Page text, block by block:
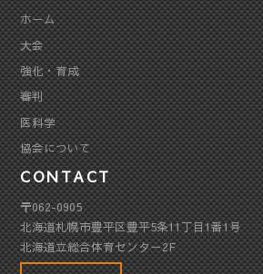
ホーム
大会
強化・育成
審判
医科学
協会について
CONTACT
〒062-0905
北海道札幌市豊平区豊平5条11丁目1番1号
北海道立総合体育センター2F